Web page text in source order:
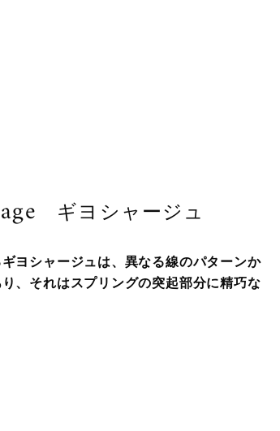
ギヨシャージュ
ヨシャージュは、異なる線のパターンか
、それはスプリングの突起部分に精巧な